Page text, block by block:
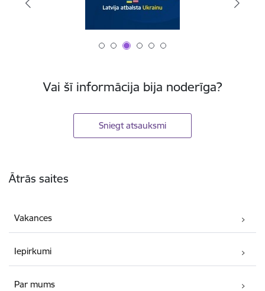
Vai šī informācija bija noderīga?
Sniegt atsauksmi
Ātrās saites
Vakances
Iepirkumi
Par mums